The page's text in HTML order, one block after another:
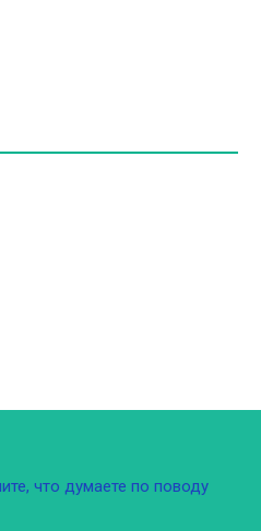
что думаете по поводу